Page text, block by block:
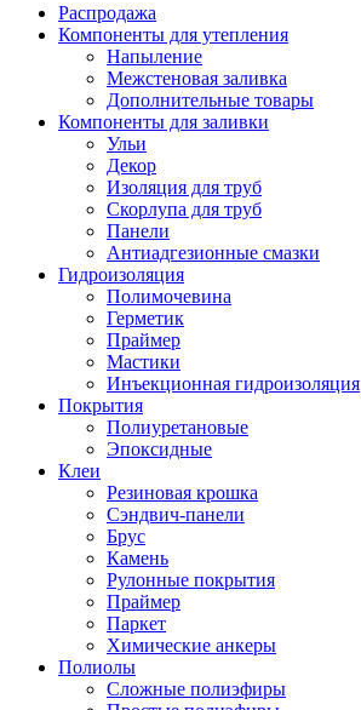
Распродажа
Компоненты для утепления
Напыление
Межстеновая заливка
Дополнительные товары
Компоненты для заливки
Ульи
Декор
Изоляция для труб
Скорлупа для труб
Панели
Антиадгезионные смазки
Гидроизоляция
Полимочевина
Герметик
Праймер
Мастики
Инъекционная гидроизоляция
Покрытия
Полиуретановые
Эпоксидные
Клеи
Резиновая крошка
Сэндвич-панели
Брус
Камень
Рулонные покрытия
Праймер
Паркет
Химические анкеры
Полиолы
Сложные полиэфиры